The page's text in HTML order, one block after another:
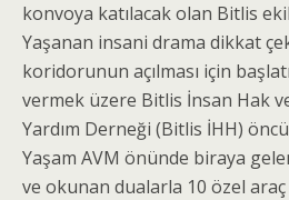
konvoya katılacak olan Bitlis
Yaşanan insani drama dikkat
koridorunun açılması için
vermek üzere Bitlis İnsan Hak
Yardım Derneği (Bitlis İHH)
Yaşam AVM önünde biraya
ve okunan dualarla 10 özel